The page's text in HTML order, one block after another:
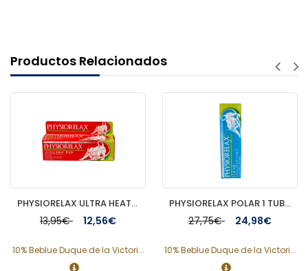
Productos Relacionados
PHYSIORELAX ULTRA HEAT MASAJE DEPORTIVO 75 ML
13,95€ 12,56€
10% Beblue Duque de la Victori...
PHYSIORELAX POLAR 1 TUBO 250 ML
27,75€ 24,98€
10% Beblue Duque de la Victori...